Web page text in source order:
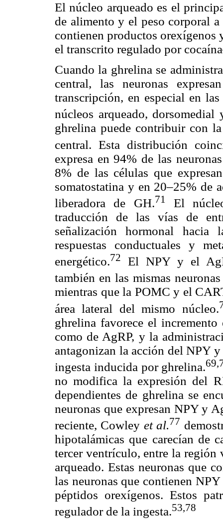
El núcleo arqueado es el
de alimento y el peso corporal
contienen productos
el transcrito regulado por
Cuando la ghrelina se
central, las neuronas
transcripción, en especial en
núcleos arqueado, dorsomedial
ghrelina puede contribuir con
central. Esta distribución
expresa en 94% de las
8% de las células que
somatostatina y en 20–25% de
liberadora de GH.71
El
traducción de las vías de
señalización hormonal
respuestas conductuales y
energético.72
El NPY y el
también en las mismas
mientras que la POMC y el
área lateral del mismo núcleo.
ghrelina favorece el
como de AgRP, y la
antagonizan la acción del NPY
ingesta inducida por ghrelina.
no modifica la expresión del
dependientes de ghrelina se
neuronas que expresan NPY y
reciente, Cowley et al.77
hipotalámicas que carecían de
tercer ventrículo, entre la región
arqueado. Estas neuronas que
las neuronas que contienen
péptidos orexígenos. Estos
regulador de la ingesta.53,78